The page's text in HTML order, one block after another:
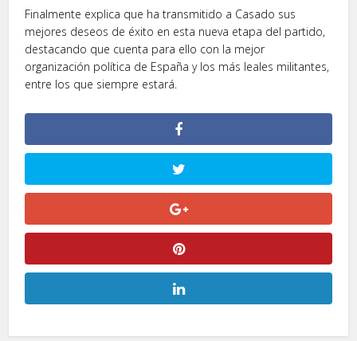
Finalmente explica que ha transmitido a Casado sus
mejores deseos de éxito en esta nueva etapa del partido,
destacando que cuenta para ello con la mejor
organización política de España y los más leales militantes,
entre los que siempre estará.